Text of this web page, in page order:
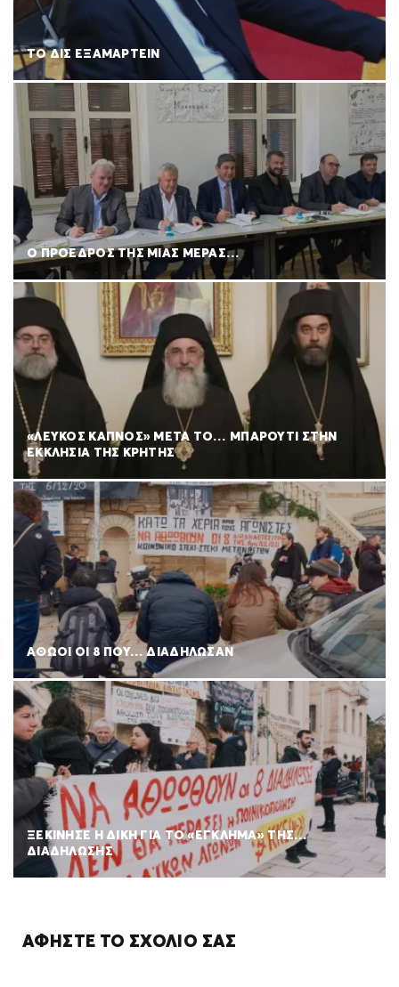
ΤΟ ΔΙΣ ΕΞΑΜΑΡΤΕΙΝ
Ο ΠΡΟΕΔΡΟΣ ΤΗΣ ΜΙΑΣ ΜΕΡΑΣ…
«ΛΕΥΚΟΣ ΚΑΠΝΟΣ» ΜΕΤΑ ΤΟ… ΜΠΑΡΟΥΤΙ ΣΤΗΝ
ΕΚΚΛΗΣΙΑ ΤΗΣ ΚΡΗΤΗΣ
ΑΘΩΟΙ ΟΙ 8 ΠΟΥ… ΔΙΑΔΗΛΩΣΑΝ
ΞΕΚΙΝΗΣΕ Η ΔΙΚΗ ΓΙΑ ΤΟ «ΕΓΚΛΗΜΑ» ΤΗΣ…
ΔΙΑΔΗΛΩΣΗΣ
ΑΦΉΣΤΕ ΤΟ ΣΧΌΛΙΌ ΣΑΣ